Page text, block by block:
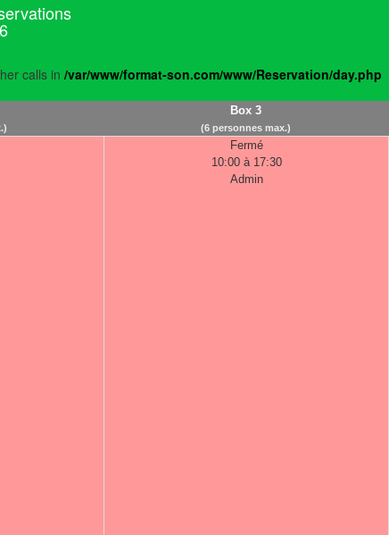
calls in /var/www/format-son.com/www/Reservation/day.php
Box 3
(6 personnes max.)
Fermé
10:00 à 17:30
Admin